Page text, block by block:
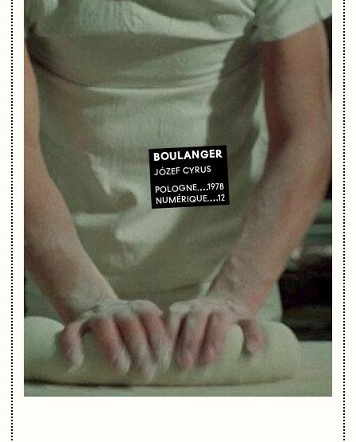
BOULANGER
JÓZEF CYRUS
POLOGNE 1978
NUMÉRIQUE 12